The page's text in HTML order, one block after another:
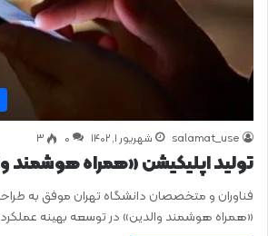
salamat_use شهریور ۱, ۱۴۰۲ 0 ۳
تولید اپلیکیشن «همراه هوشمند
فناوران و متخصصان دانشگاه تهران موفق به
«همراه هوشمند والدین» در توسعه بهینه